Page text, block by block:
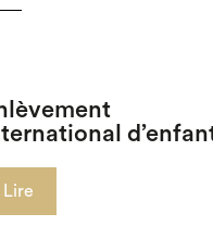
Lire